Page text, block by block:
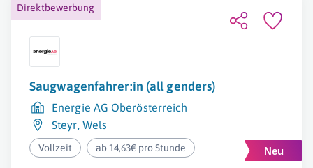
Direktbewerbung
Saugwagenfahrer:in (all genders)
Energie AG Oberösterreich
Steyr, Wels
Vollzeit ab 14,63€ pro Stunde